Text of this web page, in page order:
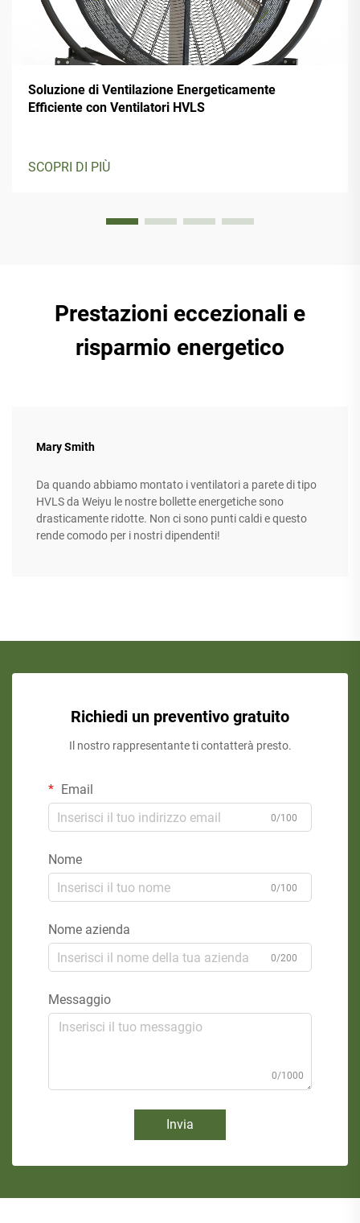
Soluzione di Ventilazione Energeticamente
Efficiente con Ventilatori HVLS
SCOPRI DI PIÙ
Prestazioni eccezionali e
risparmio energetico
Mary Smith
Da quando abbiamo montato i ventilatori a parete di tipo
HVLS da Weiyu le nostre bollette energetiche sono
drasticamente ridotte. Non ci sono punti caldi e questo
rende comodo per i nostri dipendenti!
Richiedi un preventivo gratuito
Il nostro rappresentante ti contatterà presto.
Email
0/100
Nome
0/100
Nome azienda
0/200
Messaggio
0/1000
Invia